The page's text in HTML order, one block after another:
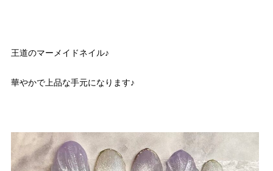
王道のマーメイドネイル♪
華やかで上品な手元になります♪